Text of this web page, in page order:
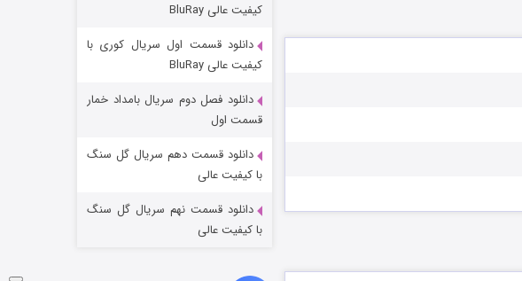
شکست استوارت در نجات جهان
قسمت ۷ (زیرنویس) منتشر شد
کیفیت عالی BluRay
دانلود قسمت اول سریال کوری با
کیفیت عالی BluRay
دانلود فصل دوم سریال بامداد خمار
قسمت اول
دانلود قسمت دهم سریال گل سنگ
با کیفیت عالی
دانلود قسمت نهم سریال گل سنگ
با کیفیت عالی